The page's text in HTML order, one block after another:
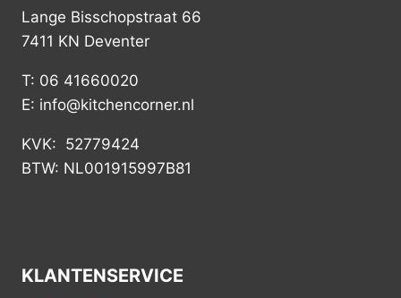
Lange Bisschopstraat 66
7411 KN Deventer
T: 06 41660020
E: info@kitchencorner.nl
KVK: 52779424
BTW: NL001915997B81
KLANTENSERVICE